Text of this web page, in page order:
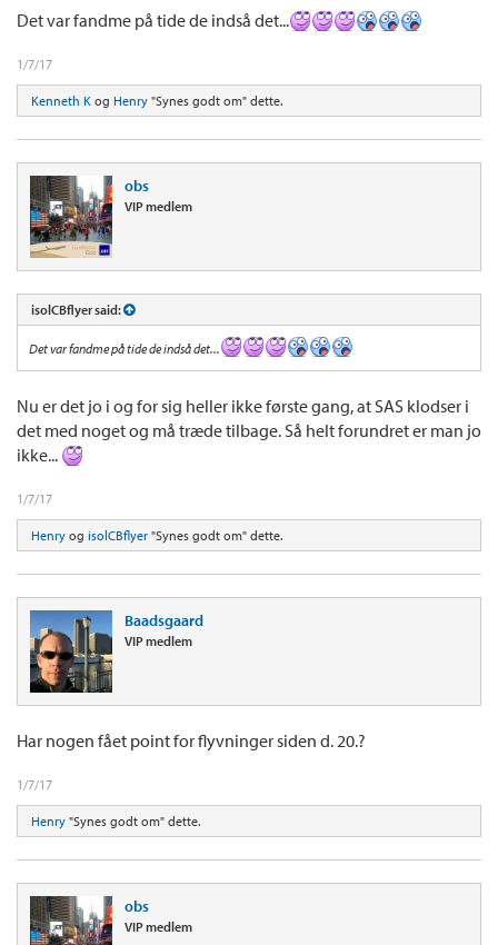
Det var fandme på tide de indså det...
1/7/17
Kenneth K og Henry "Synes godt om" dette.
obs
VIP medlem
isolCBflyer said:
Det var fandme på tide de indså det...
Nu er det jo i og for sig heller ikke første gang, at SAS klodser i
det med noget og må træde tilbage. Så helt forundret er man jo
ikke...
1/7/17
Henry og isolCBflyer "Synes godt om" dette.
Baadsgaard
VIP medlem
Har nogen fået point for flyvninger siden d. 20.?
1/7/17
Henry "Synes godt om" dette.
obs
VIP medlem